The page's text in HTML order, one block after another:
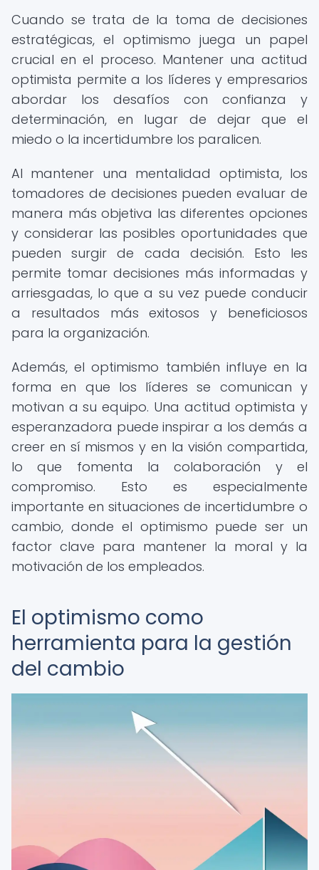
Cuando se trata de la toma de decisiones
estratégicas, el optimismo juega un papel
crucial en el proceso. Mantener una actitud
optimista permite a los líderes y empresarios
abordar los desafíos con confianza y
determinación, en lugar de dejar que el
miedo o la incertidumbre los paralicen.
Al mantener una mentalidad optimista, los
tomadores de decisiones pueden evaluar de
manera más objetiva las diferentes opciones
y considerar las posibles oportunidades que
pueden surgir de cada decisión. Esto les
permite tomar decisiones más informadas y
arriesgadas, lo que a su vez puede conducir
a resultados más exitosos y beneficiosos
para la organización.
Además, el optimismo también influye en la
forma en que los líderes se comunican y
motivan a su equipo. Una actitud optimista y
esperanzadora puede inspirar a los demás a
creer en sí mismos y en la visión compartida,
lo que fomenta la colaboración y el
compromiso. Esto es especialmente
importante en situaciones de incertidumbre o
cambio, donde el optimismo puede ser un
factor clave para mantener la moral y la
motivación de los empleados.
El optimismo como
herramienta para la gestión
del cambio